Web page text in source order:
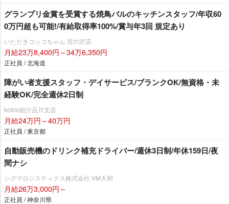
グランプリ金賞を受賞する焼鳥バルのキッチンスタッフ/年収60
0万円超も可能!/有給取得率100%/賞与年3回 規定あり
いただきコッコちゃん 宮の沢店
月給23万8,400円～34万6,350円
正社員 / 北海道
障がい者支援スタッフ・デイサービス/ブランクOK/無資格・未
経験OK/完全週休2日制
kotrio紹介品川支店
月給24万円～40万円
正社員 / 東京都
自動販売機のドリンク補充ドライバー/週休3日制/年休159日/夜
間ナシ
シグマロジスティクス株式会社 VM大和
月給26万3,000円～
正社員 / 神奈川県